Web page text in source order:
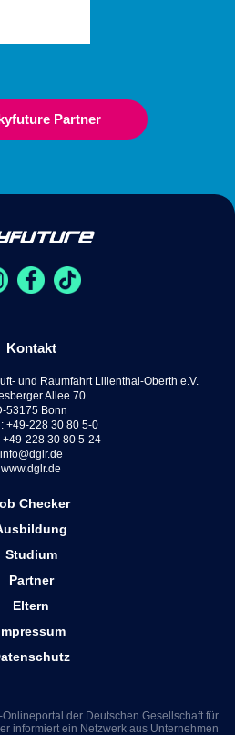
Partner
Kontakt
und Raumfahrt Lilienthal-Oberth e.V.
Allee 70
53175 Bonn
+49-228 30 80 5-0
+49-228 30 80 5-24
info@dglr.de
www.dglr.de
Checker
Studium
Partner
Eltern
der Deutschen Gesellschaft für
informiert ein Netzwerk aus Unternehmen